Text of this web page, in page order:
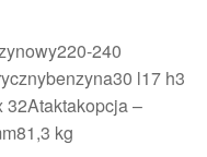
240
l17 h3
–
kg